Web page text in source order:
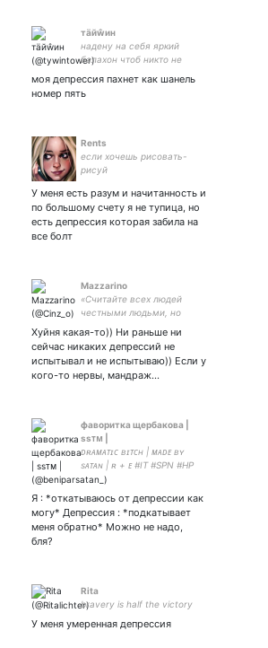
тäйŵин
надену на себя яркий
балахон чтоб никто не
моя депрессия пахнет как шанель
номер пять
Rents
если хочешь рисовать-
рисуй
У меня есть разум и начитанность и
по большому счету я не тупица, но
есть депрессия которая забила на
все болт
Mazzarino
«Считайте всех людей
честными людьми, но
живите с ними так, будто
они мошенники» (с)
Джулио Мазарини
Хуйня какая-то)) Ни раньше ни
сейчас никаких депрессий не
испытывал и не испытываю)) Если у
кого-то нервы, мандраж…
фаворитка щербакова |
ssᴛᴍ |
ᴅʀᴀᴍᴀᴛɪᴄ ʙɪᴛᴄʜ | ᴍᴀᴅᴇ ʙʏ
sᴀᴛᴀɴ | ʀ + ᴇ #IT #SPN #HP
#MARVEL #DW #LUCIFER
Я : *откатываюсь от депрессии как
могу* Депрессия : *подкатывает
меня обратно* Можно не надо,
бля?
Rita
bravery is half the victory
У меня умеренная депрессия